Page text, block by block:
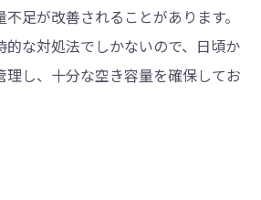
足が改善されることがあります。
的な対処法でしかないので、日頃か
理し、十分な空き容量を確保してお